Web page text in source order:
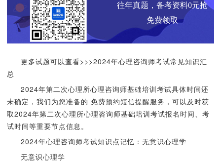
往年真题，备考资料0元抢
免费领取
更多试题可以查看>>>2024年心理咨询师考试常见知识汇
总
2024年第二次心理所心理咨询师基础培训考试具体时间还
未确定，我们为您准备的 免费预约短信提醒服务，可以及时获
取2024年第二次心理所心理咨询师基础培训考试报名时间、考
试时间等重要节点信息。
2024年心理咨询师考试知识点记忆：无意识心理学
无意识心理学